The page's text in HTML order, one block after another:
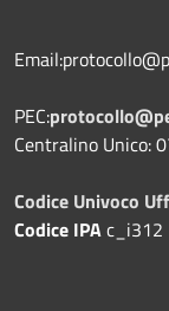
PEC:
Centralino Unico:
Codice Univoco
Codice IPAc_i312